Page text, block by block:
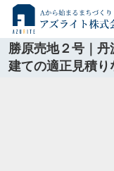
勝原売地２号｜
建ての適正見積